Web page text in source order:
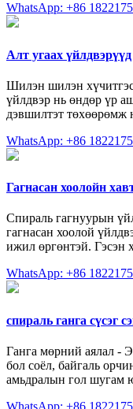
WhatsApp: +86
Алт угаах үйлдвэрүүд
Шилэн шилэн
үйлдвэр нь өндөр үр
дэвшилтэт
WhatsApp: +86
Гагнасан хоолойн
Спираль гагнуурын
гагнасан хоолой
ижил өргөнтэй. Гэсэн
WhatsApp: +86
спираль ганга сүсэг
Ганга мөрний аялал -
бол соёл, байгаль
амьдралын гол
WhatsApp: +86